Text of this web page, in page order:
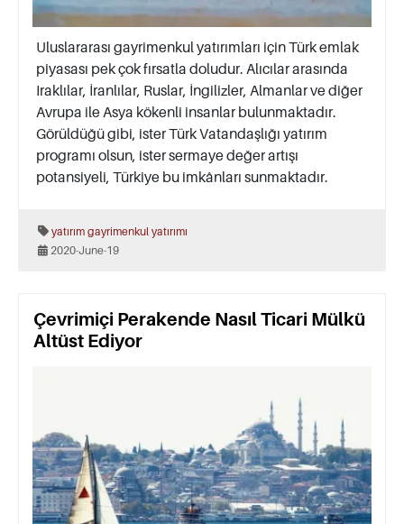
Uluslararası gayrimenkul yatırımları için Türk emlak
piyasası pek çok fırsatla doludur. Alıcılar arasında
Iraklılar, İranlılar, Ruslar, İngilizler, Almanlar ve diğer
Avrupa ile Asya kökenli insanlar bulunmaktadır.
Görüldüğü gibi, ister Türk Vatandaşlığı yatırım
programı olsun, ister sermaye değer artışı
potansiyeli, Türkiye bu imkânları sunmaktadır.
yatırım gayrimenkul yatırımı
2020-June-19
Çevrimiçi Perakende Nasıl Ticari Mülkü
Altüst Ediyor